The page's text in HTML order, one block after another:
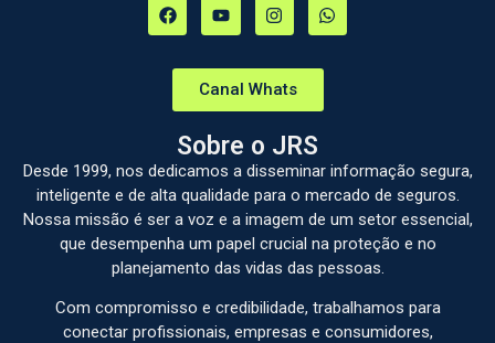
Canal Whats
Sobre o JRS
Desde 1999, nos dedicamos a disseminar informação segura,
inteligente e de alta qualidade para o mercado de seguros.
Nossa missão é ser a voz e a imagem de um setor essencial,
que desempenha um papel crucial na proteção e no
planejamento das vidas das pessoas.
Com compromisso e credibilidade, trabalhamos para
conectar profissionais, empresas e consumidores,